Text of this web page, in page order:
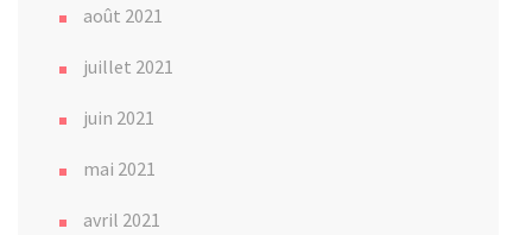
août 2021
juillet 2021
juin 2021
mai 2021
avril 2021